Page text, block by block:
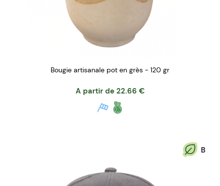
Bougie artisanale pot en grès - 120 gr
A partir de 22.66 €
B